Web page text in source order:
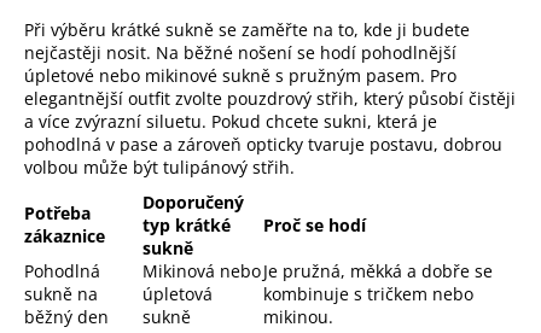
Při výběru krátké sukně se zaměřte na to, kde ji budete
nejčastěji nosit. Na běžné nošení se hodí pohodlnější
úpletové nebo mikinové sukně s pružným pasem. Pro
elegantnější outfit zvolte pouzdrový střih, který působí čistěji
a více zvýrazní siluetu. Pokud chcete sukni, která je
pohodlná v pase a zároveň opticky tvaruje postavu, dobrou
volbou může být tulipánový střih.
Potřeba
zákaznice
Doporučený
typ krátké
sukně
Proč se hodí
Pohodlná
sukně na
běžný den
Mikinová nebo
úpletová
sukně
Je pružná, měkká a dobře se
kombinuje s tričkem nebo
mikinou.